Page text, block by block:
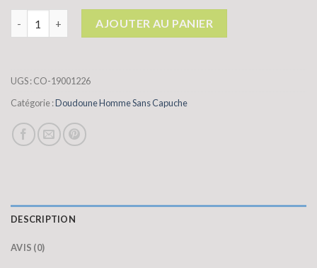
AJOUTER AU PANIER
UGS :CO-19001226
Catégorie :Doudoune Homme Sans Capuche
DESCRIPTION
AVIS (0)